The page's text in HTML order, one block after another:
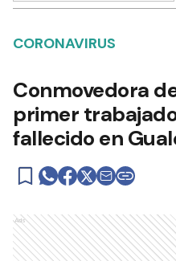
CORONAVIRUS
Conmovedora
primer
fallecido en
Ads